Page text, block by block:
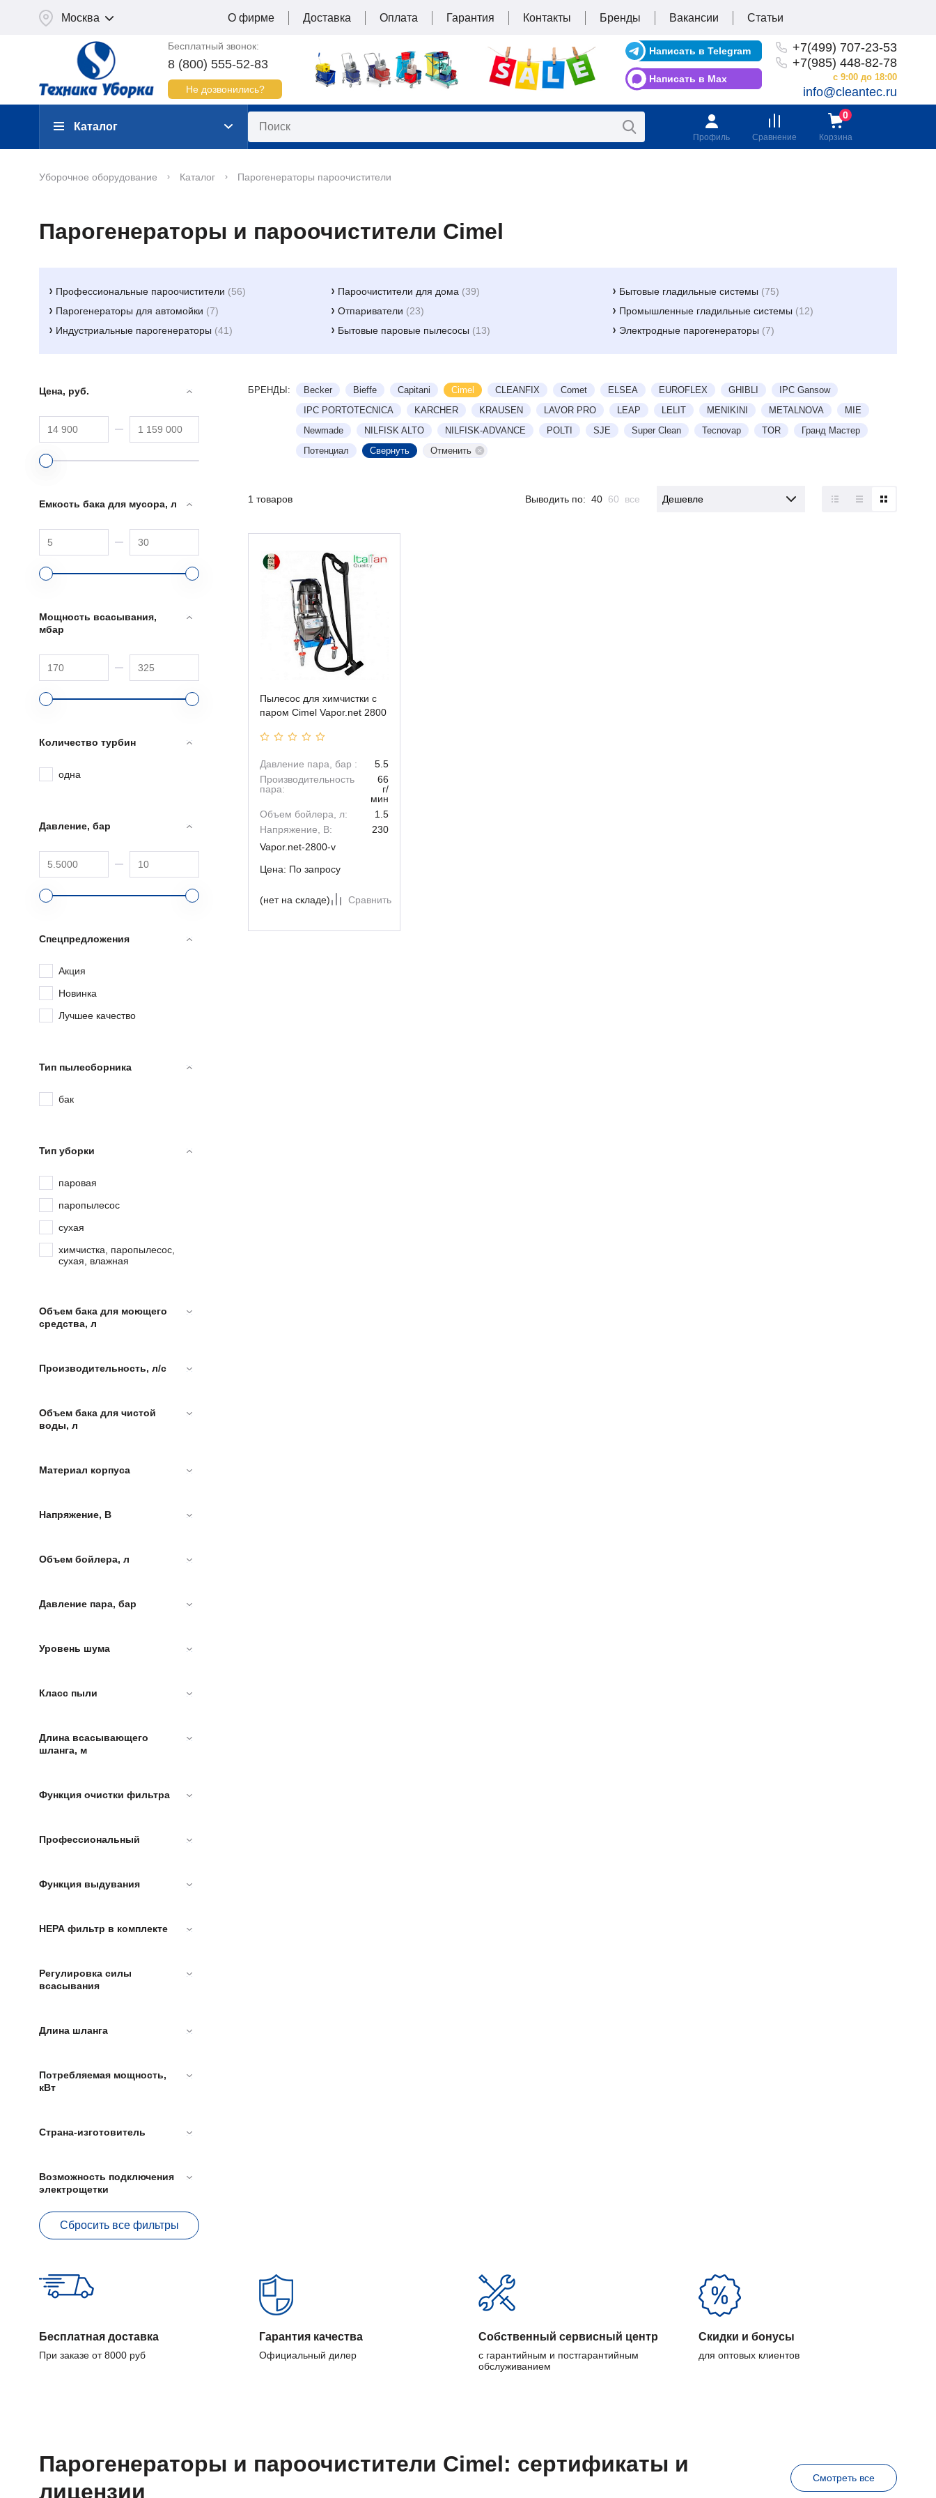
Москва О фирме Доставка Оплата Гарантия Контакты Бренды Вакансии Статьи
Бесплатный звонок:
8 (800) 555-52-83
Не дозвонились?
Написать в Telegram
Написать в Max
+7(499) 707-23-53
+7(985) 448-82-78
с 9:00 до 18:00
info@cleantec.ru
Каталог
Профиль Сравнение Корзина
Уборочное оборудование Каталог Парогенераторы пароочистители
Парогенераторы и пароочистители Cimel
Профессиональные пароочистители (56)
Парогенераторы для автомойки (7)
Индустриальные парогенераторы (41)
Пароочистители для дома (39)
Отпариватели (23)
Бытовые паровые пылесосы (13)
Бытовые гладильные системы (75)
Промышленные гладильные системы (12)
Электродные парогенераторы (7)
БРЕНДЫ: Becker Bieffe Capitani Cimel CLEANFIX Comet ELSEA EUROFLEX GHIBLI
IPC Gansow
IPC PORTOTECNICA
KARCHER KRAUSEN LAVOR PRO LEAP LELIT MENIKINI METALNOVA
MIE
Newmade
NILFISK ALTO NILFISK-ADVANCE POLTI SJE Super Clean Tecnovap TOR
Гранд Мастер
Потенциал
Отменить
1 товаров Выводить по: 40 60 все
Цена, руб.
Емкость бака для мусора, л
Мощность всасывания,
мбар
Количество турбин
одна
Давление, бар
Спецпредложения
Акция
Новинка
Лучшее качество
Тип пылесборника
бак
Тип уборки
паровая
паропылесос
сухая
химчистка, паропылесос,
сухая, влажная
Объем бака для моющего
средства, л
Производительность, л/c
Объем бака для чистой
воды, л
Материал корпуса
Напряжение, В
Объем бойлера, л
Давление пара, бар
Уровень шума
Класс пыли
Длина всасывающего
шланга, м
Функция очистки фильтра
Профессиональный
Функция выдувания
HEPA фильтр в комплекте
Регулировка силы
всасывания
Длина шланга
Потребляемая мощность,
кВт
Страна-изготовитель
Возможность подключения
электрощетки
Сбросить все фильтры
Пылесос для химчистки с
паром Cimel Vapor.net 2800
Давление пара, бар :
5.5
Производительность
пара:
66
г/
мин
Объем бойлера, л:
1.5
Напряжение, В:
230
Vapor.net-2800-v
Цена: По запросу
Сравнить
(нет на складе)
Бесплатная доставка
При заказе от 8000 руб
Гарантия качества
Официальный дилер
Собственный сервисный центр
с гарантийным и постгарантийным
обслуживанием
Скидки и бонусы
для оптовых клиентов
Парогенераторы и пароочистители Cimel: сертификаты и
лицензии
Смотреть все